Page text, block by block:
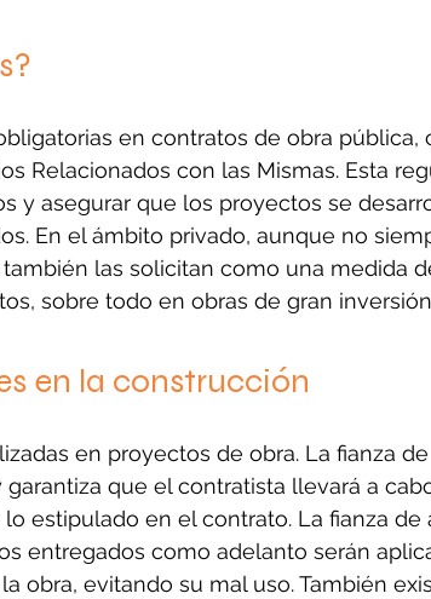
en contratos de obra pública,
Relacionados con las Mismas. Esta
y asegurar que los proyectos se
En el ámbito privado, aunque no
las solicitan como una medida
sobre todo en obras de gran
en la construcción
en proyectos de obra. La fianza de
que el contratista llevará a
estipulado en el contrato. La fianza de
entregados como adelanto serán
obra, evitando su mal uso. También